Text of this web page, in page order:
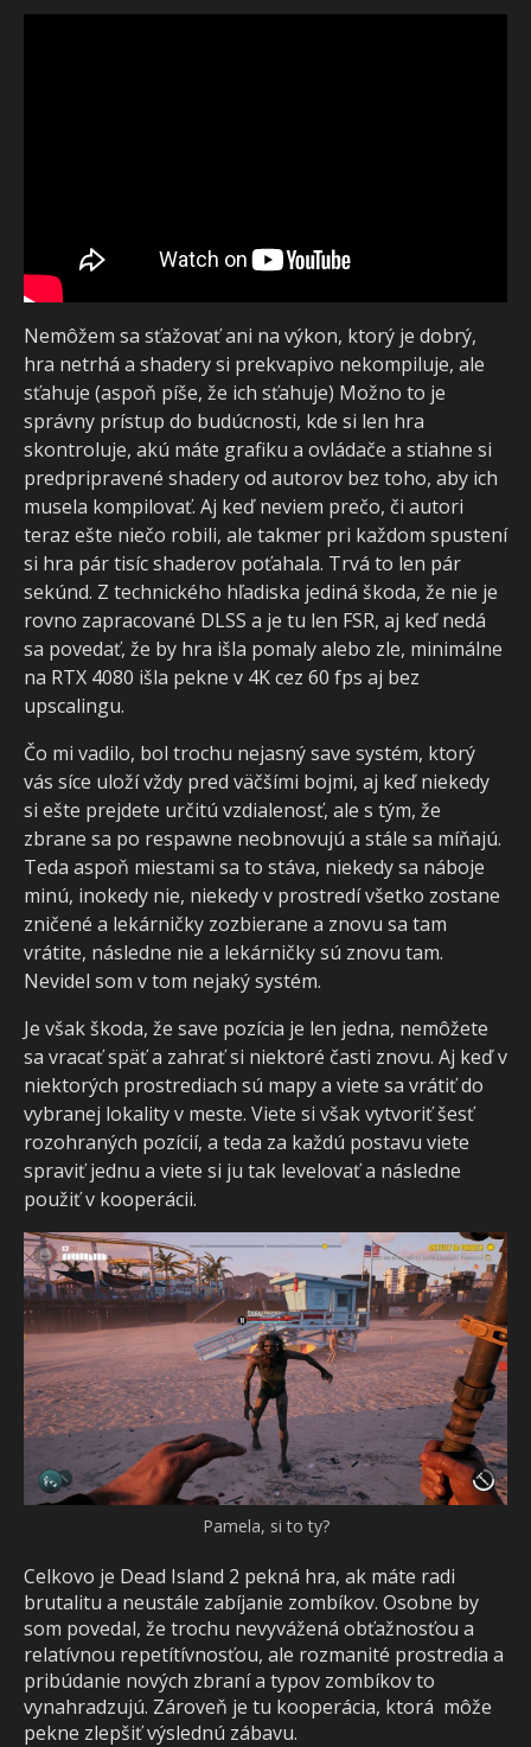
Nemôžem sa sťažovať ani na výkon, ktorý je dobrý,
hra netrhá a shadery si prekvapivo nekompiluje, ale
sťahuje (aspoň píše, že ich sťahuje) Možno to je
správny prístup do budúcnosti, kde si len hra
skontroluje, akú máte grafiku a ovládače a stiahne si
predpripravené shadery od autorov bez toho, aby ich
musela kompilovať. Aj keď neviem prečo, či autori
teraz ešte niečo robili, ale takmer pri každom spustení
si hra pár tisíc shaderov poťahala. Trvá to len pár
sekúnd. Z technického hľadiska jediná škoda, že nie je
rovno zapracované DLSS a je tu len FSR, aj keď nedá
sa povedať, že by hra išla pomaly alebo zle, minimálne
na RTX 4080 išla pekne v 4K cez 60 fps aj bez
upscalingu.
Čo mi vadilo, bol trochu nejasný save systém, ktorý
vás síce uloží vždy pred väčšími bojmi, aj keď niekedy
si ešte prejdete určitú vzdialenosť, ale s tým, že
zbrane sa po respawne neobnovujú a stále sa míňajú.
Teda aspoň miestami sa to stáva, niekedy sa náboje
minú, inokedy nie, niekedy v prostredí všetko zostane
zničené a lekárničky zozbierane a znovu sa tam
vrátite, následne nie a lekárničky sú znovu tam.
Nevidel som v tom nejaký systém.
Je však škoda, že save pozícia je len jedna, nemôžete
sa vracať späť a zahrať si niektoré časti znovu. Aj keď v
niektorých prostrediach sú mapy a viete sa vrátiť do
vybranej lokality v meste. Viete si však vytvoriť šesť
rozohraných pozícií, a teda za každú postavu viete
spraviť jednu a viete si ju tak levelovať a následne
použiť v kooperácii.
Pamela, si to ty?
Celkovo je Dead Island 2 pekná hra, ak máte radi
brutalitu a neustále zabíjanie zombíkov. Osobne by
som povedal, že trochu nevyvážená obťažnosťou a
relatívnou repetítívnosťou, ale rozmanité prostredia a
pribúdanie nových zbraní a typov zombíkov to
vynahradzujú. Zároveň je tu kooperácia, ktorá môže
pekne zlepšiť výslednú zábavu.